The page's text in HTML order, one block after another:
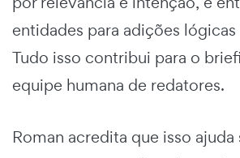
entidades para adições
Tudo isso contribui para o
equipe humana de redatores.
Roman acredita que isso ajuda